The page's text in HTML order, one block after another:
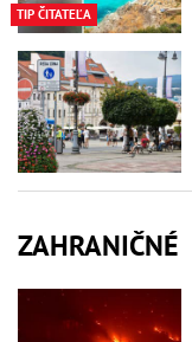
TIP ČITATEĽA
ZAHRANIČNÉ